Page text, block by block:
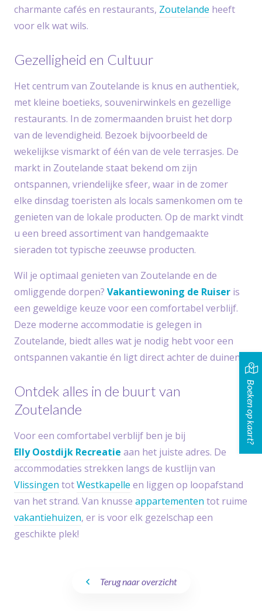
charmante cafés en restaurants, Zoutelande heeft
voor elk wat wils.
Gezelligheid en Cultuur
Het centrum van Zoutelande is knus en authentiek,
met kleine boetieks, souvenirwinkels en gezellige
restaurants. In de zomermaanden bruist het dorp
van de levendigheid. Bezoek bijvoorbeeld de
wekelijkse vismarkt of één van de vele terrasjes. De
markt in Zoutelande staat bekend om zijn
ontspannen, vriendelijke sfeer, waar in de zomer
elke dinsdag toeristen als locals samenkomen om te
genieten van de lokale producten. Op de markt vindt
u een breed assortiment van handgemaakte
sieraden tot typische zeeuwse producten.
Wil je optimaal genieten van Zoutelande en de
omliggende dorpen? Vakantiewoning de Ruiser is
een geweldige keuze voor een comfortabel verblijf.
Deze moderne accommodatie is gelegen in
Zoutelande, biedt alles wat je nodig hebt voor een
ontspannen vakantie én ligt direct achter de duinen!
Ontdek alles in de buurt van
Zoutelande
Voor een comfortabel verblijf ben je bij
Elly Oostdijk Recreatie aan het juiste adres. De
accommodaties strekken langs de kustlijn van
Vlissingen totWestkapelle en liggen op loopafstand
van het strand. Van knusse appartementen tot ruime
vakantiehuizen, er is voor elk gezelschap een
geschikte plek!
Terug naar overzicht
Boeken op kaart?